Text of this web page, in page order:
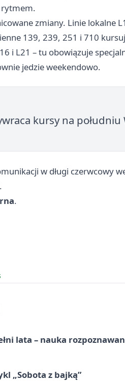
rytmem.
zmiany. Linie lokalne
139, 239, 251 i 710
i L21 – tu obowiązuje
jedzie weekendowo.
kursy na
w długi czerwcowy
.
lata – nauka
„Sobota z bajką”